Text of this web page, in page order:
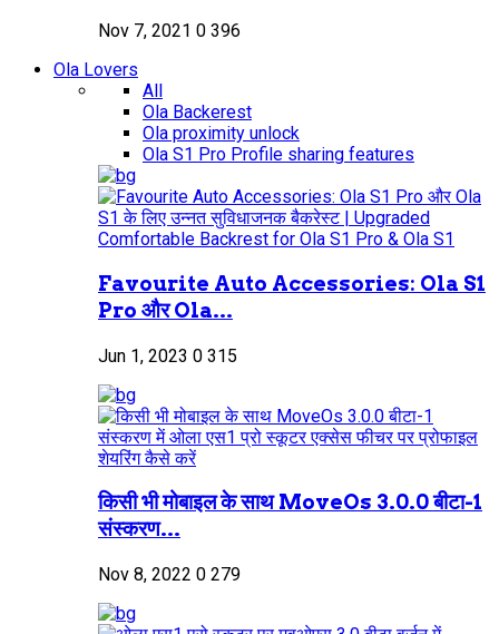
Nov 7, 2021 0 396
Ola Lovers
All
Ola Backerest
Ola proximity unlock
Ola S1 Pro Profile sharing features
Favourite Auto Accessories: Ola S1
Pro और Ola...
Jun 1, 2023 0 315
किसी भी मोबाइल के साथ MoveOs 3.0.0 बीटा-1
संस्करण...
Nov 8, 2022 0 279